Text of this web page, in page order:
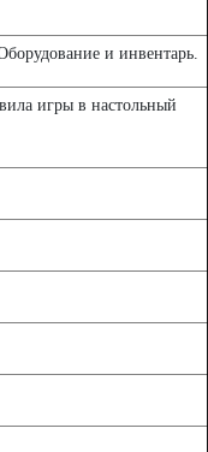
и инвентарь.
игры в настольный